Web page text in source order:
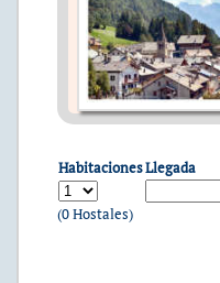
HabitacionesLlegada
(0 Hostales)